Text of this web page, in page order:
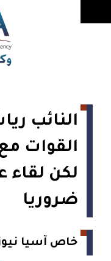
النائب
القوات
لكن لقاء
ضروريا
خاص آسيا